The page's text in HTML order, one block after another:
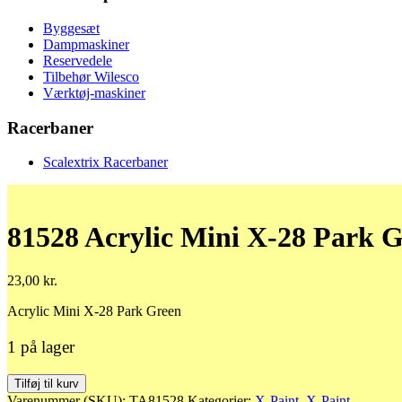
Byggesæt
Dampmaskiner
Reservedele
Tilbehør Wilesco
Værktøj-maskiner
Racerbaner
Scalextrix Racerbaner
81528 Acrylic Mini X-28 Park
23,00 kr.
Acrylic Mini X-28 Park Green
1 på lager
81528
Acrylic
Tilføj til kurv